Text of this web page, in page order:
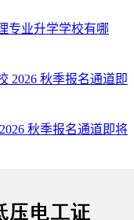
专业升学学校有哪
秋季报名通道即将